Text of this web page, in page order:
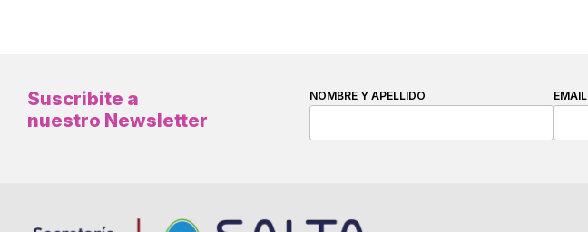
Suscribite a
nuestro Newsletter
NOMBRE Y APELLIDO EMAIL